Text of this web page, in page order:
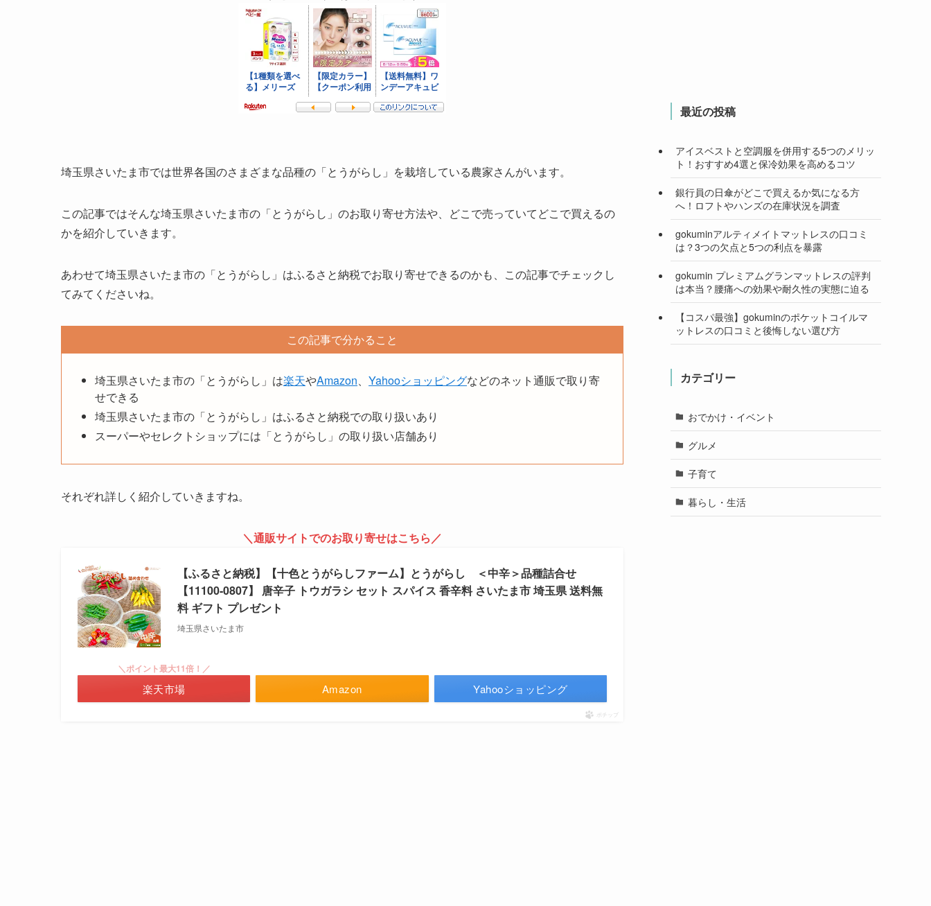
埼玉県さいたま市では世界各国のさまざまな品種の「とうがらし」を栽培している農家さんがいます。
この記事ではそんな埼玉県さいたま市の「とうがらし」のお取り寄せ方法や、どこで売っていてどこで買えるの
かを紹介していきます。
あわせて埼玉県さいたま市の「とうがらし」はふるさと納税でお取り寄せできるのかも、この記事でチェックし
てみてくださいね。
この記事で分かること
埼玉県さいたま市の「とうがらし」は楽天やAmazon、 Yahooショッピングなどのネット通販で取り寄
せできる
埼玉県さいたま市の「とうがらし」はふるさと納税での取り扱いあり
スーパーやセレクトショップには「とうがらし」の取り扱い店舗あり
それぞれ詳しく紹介していきますね。
＼通販サイトでのお取り寄せはこちら／
【ふるさと納税】【十色とうがらしファーム】とうがらし ＜中辛＞品種詰合せ
【11100-0807】 唐辛子 トウガラシ セット スパイス 香辛料 さいたま市 埼玉県 送料無
料 ギフト プレゼント
埼玉県さいたま市
Amazon
＼ポイント最大11倍！／
楽天市場 Yahooショッピング
ポチップ
最近の投稿
アイスベストと空調服を併用する5つのメリッ
ト！おすすめ4選と保冷効果を高めるコツ
銀行員の日傘がどこで買えるか気になる方
へ！ロフトやハンズの在庫状況を調査
gokuminアルティメイトマットレスの口コミ
は？3つの欠点と5つの利点を暴露
gokumin プレミアムグランマットレスの評判
は本当？腰痛への効果や耐久性の実態に迫る
【コスパ最強】gokuminのポケットコイルマ
ットレスの口コミと後悔しない選び方
カテゴリー
おでかけ・イベント
グルメ
子育て
暮らし・生活